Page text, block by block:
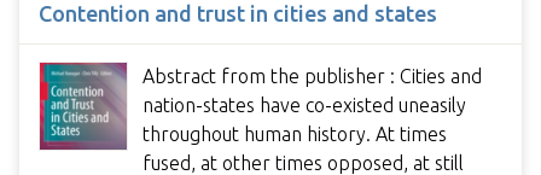
Contention and trust in cities and states
Abstract from the publisher : Cities and
nation-states have co-existed uneasily
throughout human history. At times
fused, at other times opposed, at still